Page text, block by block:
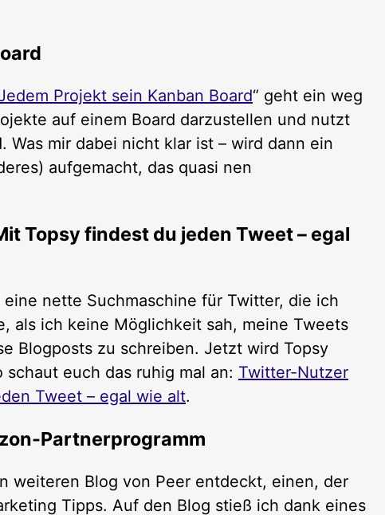
Projekt sein Kanban Board“ geht ein weg
auf einem Board darzustellen und nutzt
Was mir dabei nicht klar ist – wird dann ein
aufgemacht, das quasi nen
Topsy findest du jeden Tweet – egal
nette Suchmaschine für Twitter, die ich
als ich keine Möglichkeit sah, meine Tweets
Blogposts zu schreiben. Jetzt wird Topsy
euch das ruhig mal an: Twitter-Nutzer
Tweet – egal wie alt.
Partnerprogramm
weiteren Blog von Peer entdeckt, einen, der
Tipps. Auf den Blog stieß ich dank eines